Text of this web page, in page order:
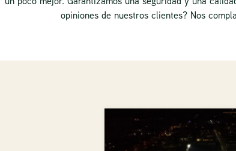
opiniones de nuestros clientes? Nos